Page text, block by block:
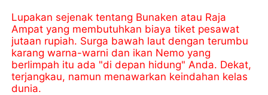
Lupakan sejenak tentang Bunaken atau Raja
Ampat yang membutuhkan biaya tiket pesawat
jutaan rupiah. Surga bawah laut dengan terumbu
karang warna-warni dan ikan Nemo yang
berlimpah itu ada "di depan hidung" Anda. Dekat,
terjangkau, namun menawarkan keindahan kelas
dunia.